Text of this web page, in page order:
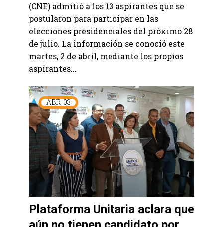
(CNE) admitió a los 13 aspirantes que se
postularon para participar en las
elecciones presidenciales del próximo 28
de julio. La información se conoció este
martes, 2 de abril, mediante los propios
aspirantes...
ABR 03
Plataforma Unitaria aclara que